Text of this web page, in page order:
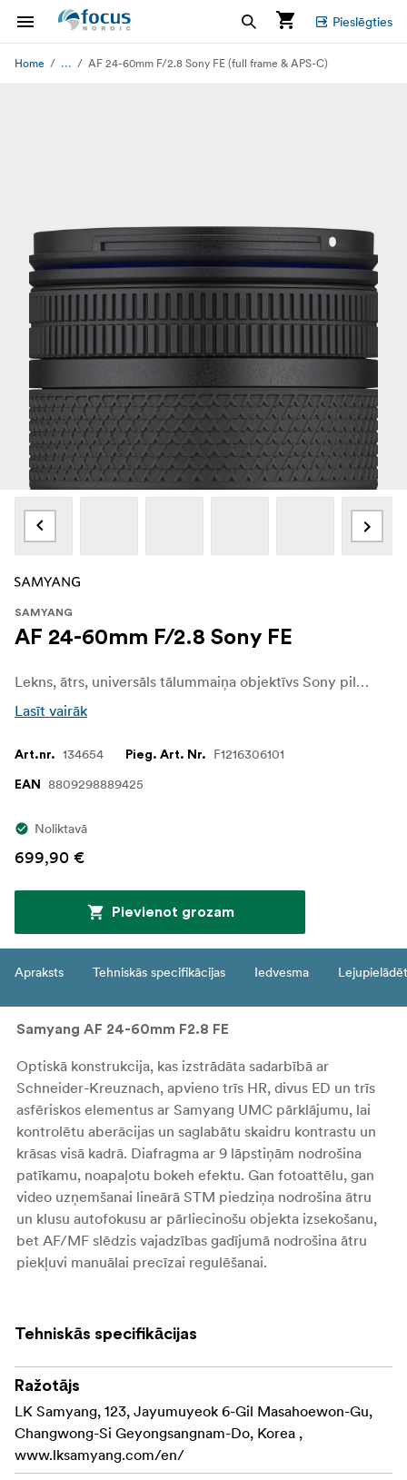
Pieslēgties
Home ... AF 24-60mm F/2.8 Sony FE (full frame & APS-C)
SAMYANG
AF 24-60mm F/2.8 Sony FE
Lekns, ātrs, universāls tālummaiņa objektīvs Sony pilnkadra bezspoguļa kamerām AF 24-60mm F2.8 FE ir paredzēts ikdienas lietošanai, nemazinot attēla kvalitāti. Ar konstantu F2,8 apertūras atvērumu tas aptver ainavas, dzīvesstilu un portretus, nodrošina uzticamu veiktspēju vājā apgaismojumā un vienmērīgu objektu atdalīšanu, vienlaikus saglabājot jūsu komplekta kompaktumu - tikai 494 g un 102-126 mm garumu..
Lasīt vairāk
Art.nr. 134654 Pieg. Art. Nr. F1216306101
EAN 8809298889425
Noliktavā
699,90 €
Pievienot grozam
Apraksts Tehniskās specifikācijas Iedvesma Lejupielādēt
Samyang AF 24-60mm F2.8 FE
Optiskā konstrukcija, kas izstrādāta sadarbībā ar
Schneider-Kreuznach, apvieno trīs HR, divus ED un trīs
asfēriskos elementus ar Samyang UMC pārklājumu, lai
kontrolētu aberācijas un saglabātu skaidru kontrastu un
krāsas visā kadrā. Diafragma ar 9 lāpstiņām nodrošina
patīkamu, noapaļotu bokeh efektu. Gan fotoattēlu, gan
video uzņemšanai lineārā STM piedziņa nodrošina ātru
un klusu autofokusu ar pārliecinošu objekta izsekošanu,
bet AF/MF slēdzis vajadzības gadījumā nodrošina ātru
piekļuvi manuālai precīzai regulēšanai.
0,32 m attālumā pie 60 mm ar 0,25× palielinājumu,
padarot detalizētus kadrus vienkāršus bez objektīvu
maiņas. Izturīgajam alumīnija cilindram ir IP5X putekļu un
šļakatu izturība, kā arī ūdens un eļļas necaurlaidīgs
pārklājums, un praktiskais 72 mm priekšējais
vītņgriezums ļauj ērti lietot filtrus.
Tehniskās specifikācijas
Ražotājs
LK Samyang, 123, Jayumuyeok 6-Gil Masahoewon-Gu,
Changwong-Si Geyongsangnam-Do, Korea ,
www.lksamyang.com/en/